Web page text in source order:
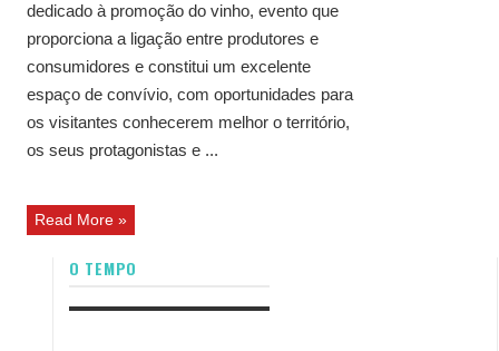
dedicado à promoção do vinho, evento que
proporciona a ligação entre produtores e
consumidores e constitui um excelente
espaço de convívio, com oportunidades para
os visitantes conhecerem melhor o território,
os seus protagonistas e ...
Read More »
O TEMPO